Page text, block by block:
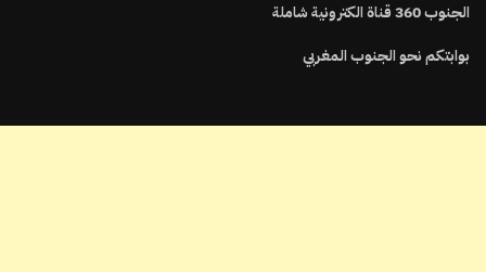
الجنوب360قناة الكترونية شاملة
بوابتكم نحو الجنوب المغربي